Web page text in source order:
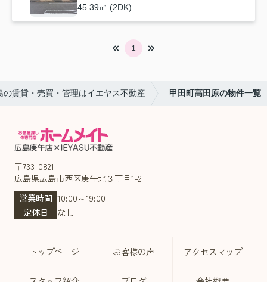
45.39㎡ (2DK)
1
の賃貸・売買・管理はイエヤス不動産 甲田町高田原の物件一覧
〒733-0821
広島県広島市西区庚午北３丁目1-2
営業時間 10:00～19:00
定休日
なし
トップページ お客様の声 アクセスマップ